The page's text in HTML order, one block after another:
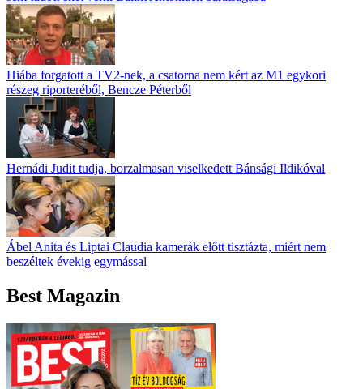
Hiába forgatott a TV2-nek, a csatorna nem kért az M1 egykori
részeg riporteréből, Bencze Péterből
Hernádi Judit tudja, borzalmasan viselkedett Bánsági Ildikóval
Ábel Anita és Liptai Claudia kamerák előtt tisztázta, miért nem
beszéltek évekig egymással
Best Magazin